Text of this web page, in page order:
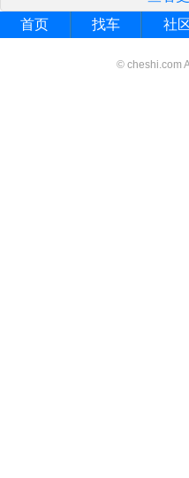
首页
找车 社
© cheshi.com